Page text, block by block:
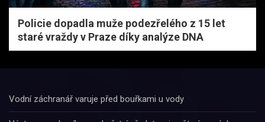
Policie dopadla muže podezřelého z 15 let
staré vraždy v Praze díky analýze DNA
Vodní záchranář varuje před bouřkami u vody